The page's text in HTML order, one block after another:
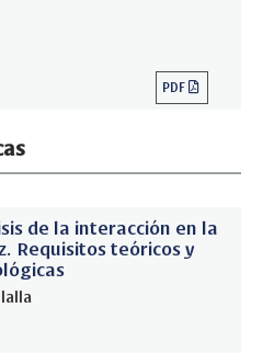
PDF
de la interacción en la
Requisitos teóricos y